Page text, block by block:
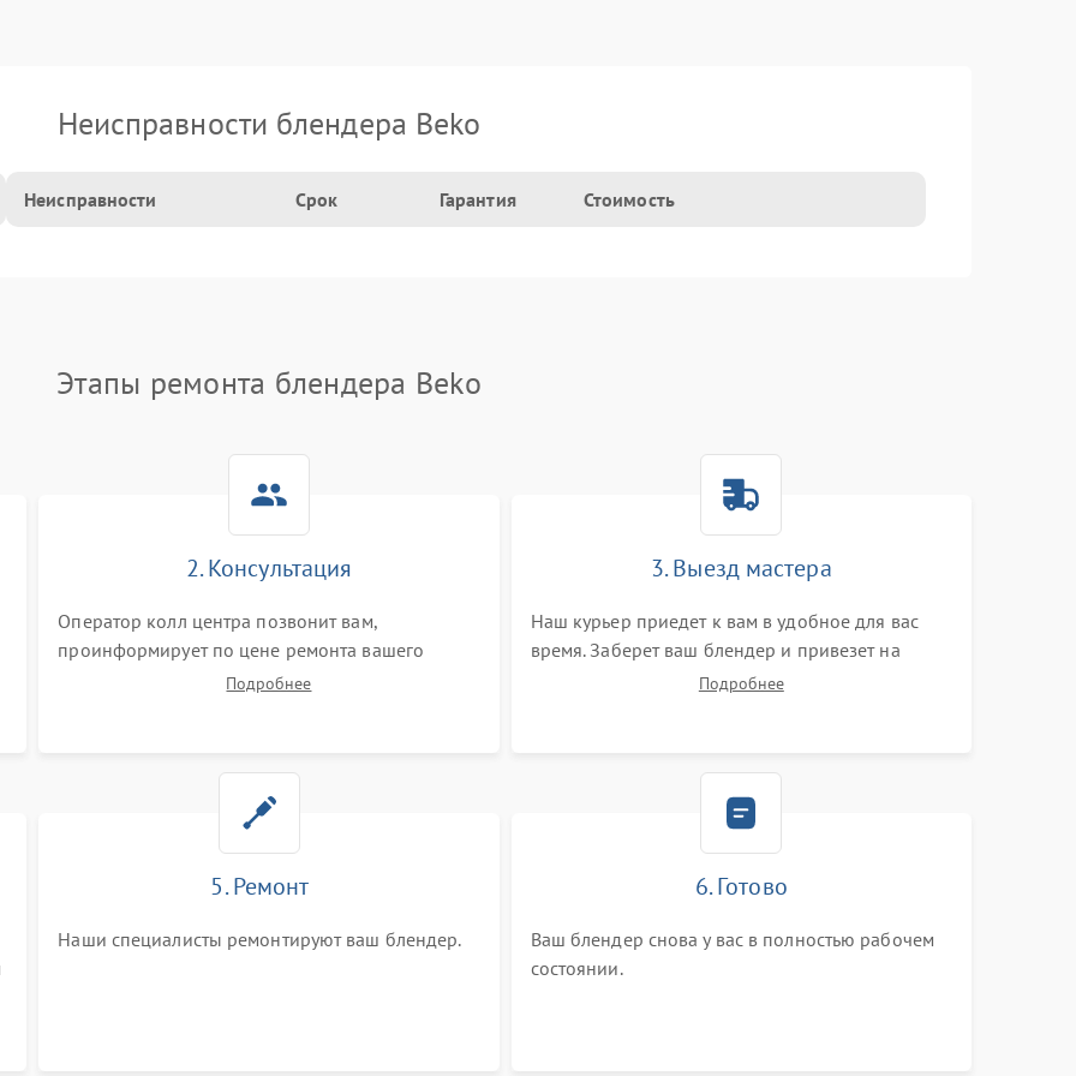
Неисправности блендера Beko
Неисправности Срок Гарантия Стоимость
Этапы ремонта блендера Beko
2. Консультация
Оператор колл центра позвонит вам,
проинформирует по цене ремонта вашего
блендера а также ответит на все ваши вопросы.
Подробнее
3. Выезд мастера
Наш курьер приедет к вам в удобное для вас
время. Заберет ваш блендер и привезет на
склад для диагностики.Подробнее
5. Ремонт
Наши специалисты ремонтируют ваш блендер.
6. Готово
Ваш блендер снова у вас в полностью рабочем
состоянии.